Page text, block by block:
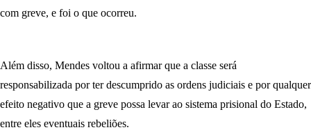
com greve, e foi o que ocorreu.
Além disso, Mendes voltou a afirmar que a classe será
responsabilizada por ter descumprido as ordens judiciais e por qualquer
efeito negativo que a greve possa levar ao sistema prisional do Estado,
entre eles eventuais rebeliões.